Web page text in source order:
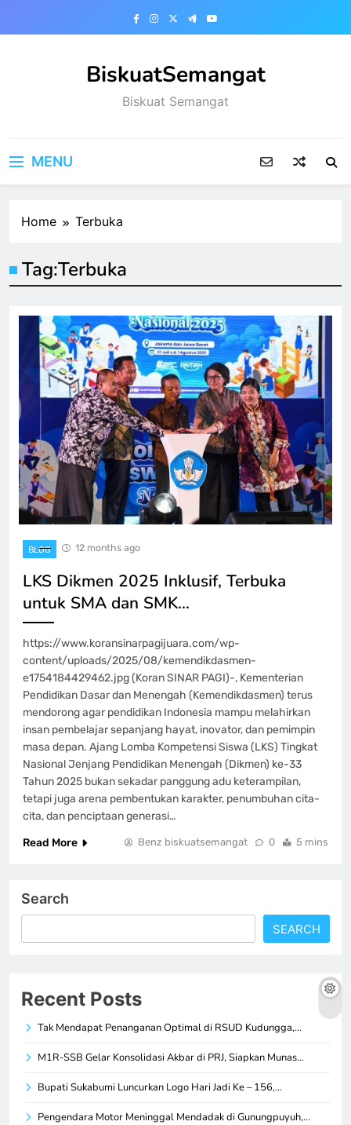
BiskuatSemangat
Biskuat Semangat
MENU
Home Terbuka
Tag:Terbuka
BLOG 12 months ago
LKS Dikmen 2025 Inklusif, Terbuka
untuk SMA dan SMK…
https://www.koransinarpagijuara.com/wp-
content/uploads/2025/08/kemendikdasmen-
e1754184429462.jpg (Koran SINAR PAGI)-, Kementerian
Pendidikan Dasar dan Menengah (Kemendikdasmen) terus
mendorong agar pendidikan Indonesia mampu melahirkan
insan pembelajar sepanjang hayat, inovator, dan pemimpin
masa depan. Ajang Lomba Kompetensi Siswa (LKS) Tingkat
Nasional Jenjang Pendidikan Menengah (Dikmen) ke-33
Tahun 2025 bukan sekadar panggung adu keterampilan,
tetapi juga arena pembentukan karakter, penumbuhan cita-
cita, dan penciptaan generasi…
Read More
Benz biskuatsemangat 0 5 mins
Search
SEARCH
Recent Posts
Tak Mendapat Penanganan Optimal di RSUD Kudungga,…
M1R-SSB Gelar Konsolidasi Akbar di PRJ, Siapkan Munas…
Bupati Sukabumi Luncurkan Logo Hari Jadi Ke – 156,…
Pengendara Motor Meninggal Mendadak di Gunungpuyuh,…